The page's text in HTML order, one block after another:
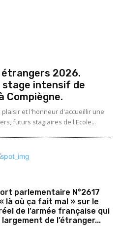
2026.
stage intensif de
Compiègne.
plaisir et l'honneur d'accueillir une
futurs stagiaires de l'Ecole...
parlementaire N°2617
là où ça fait mal » sur le
de l’armée française qui
de l’étranger...